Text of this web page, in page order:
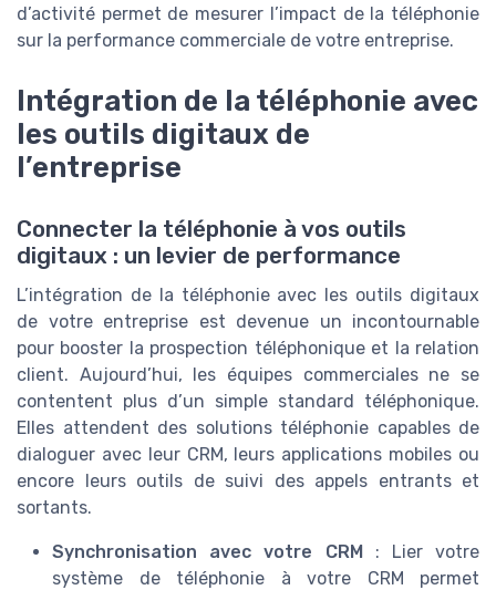
d’activité permet de mesurer l’impact de la téléphonie
sur la performance commerciale de votre entreprise.
Intégration de la téléphonie avec
les outils digitaux de
l’entreprise
Connecter la téléphonie à vos outils
digitaux : un levier de performance
L’intégration de la téléphonie avec les outils digitaux
de votre entreprise est devenue un incontournable
pour booster la prospection téléphonique et la relation
client. Aujourd’hui, les équipes commerciales ne se
contentent plus d’un simple standard téléphonique.
Elles attendent des solutions téléphonie capables de
dialoguer avec leur CRM, leurs applications mobiles ou
encore leurs outils de suivi des appels entrants et
sortants.
Synchronisation avec votre CRM: Lier votre
système de téléphonie à votre CRM permet